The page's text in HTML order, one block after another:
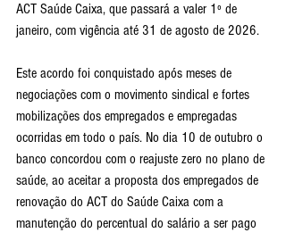
ACT Saúde Caixa, que passará a valer 1º de
janeiro, com vigência até 31 de agosto de 2026.
Este acordo foi conquistado após meses de
negociações com o movimento sindical e fortes
mobilizações dos empregados e empregadas
ocorridas em todo o país. No dia 10 de outubro o
banco concordou com o reajuste zero no plano de
saúde, ao aceitar a proposta dos empregados de
renovação do ACT do Saúde Caixa com a
manutenção do percentual do salário a ser pago